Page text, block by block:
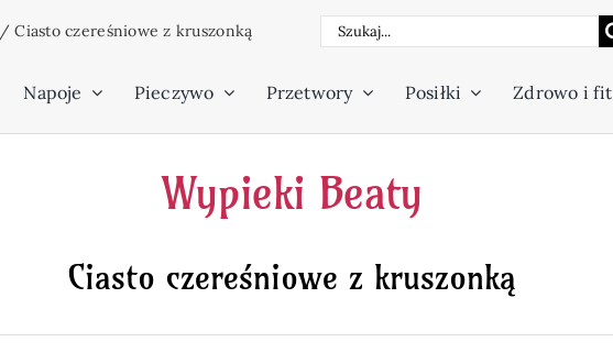
/Ciasto czereśniowe z kruszonką Szukaj
Napoje Pieczywo Przetwory Posiłki Zdrowo i fit
Wypieki Beaty
Ciasto czereśniowe z kruszonką